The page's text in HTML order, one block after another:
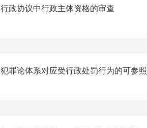
[作者：陈洁] 行政协议中行政主体资格的审查
[作者：李晴] 犯罪论体系对应受行政处罚行为的可参